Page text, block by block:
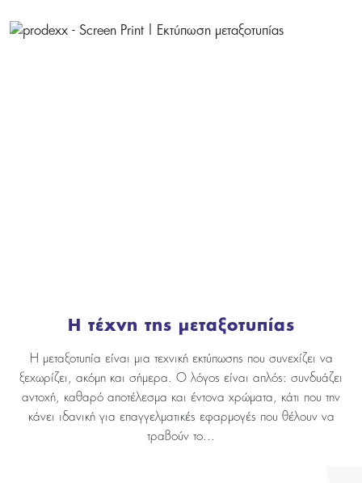
διαφημιστική εταιρία Blog - Η τέχνη της μεταξοτυπίας
Η τέχνη της μεταξοτυπίας
Η μεταξοτυπία είναι μια τεχνική εκτύπωσης που συνεχίζει να
ξεχωρίζει, ακόμη και σήμερα. Ο λόγος είναι απλός: συνδυάζει
αντοχή, καθαρό αποτέλεσμα και έντονα χρώματα, κάτι που την
κάνει ιδανική για επαγγελματικές εφαρμογές που θέλουν να
τραβούν το...